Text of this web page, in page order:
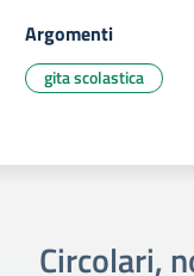
Argomenti
gita scolastica
Circolari,